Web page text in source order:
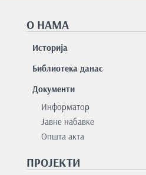
О НАМА
Историја
Библиотека данас
Документи
Информатор
Јавне набавке
Општа акта
ПРОЈЕКТИ